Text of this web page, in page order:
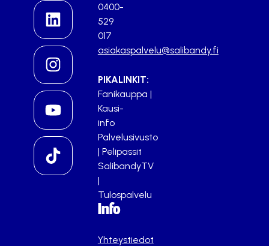
0400-
529
017
asiakaspalvelu@salibandy.fi
PIKALINKIT:
Fanikauppa |
Kausi-
info
Palvelusivusto
| Pelipassit
SalibandyTV
|
Tulospalvelu
Info
Yhteystiedot